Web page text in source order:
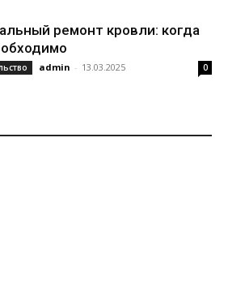
ремонт кровли: когда
admin - 13.03.2025 0